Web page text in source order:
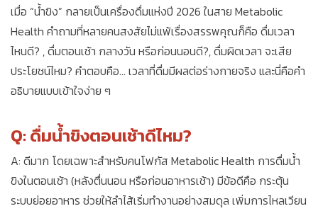
เมื่อ “น้ำขิง” กลายเป็นเครื่องดื่มแห่งปี 2026 ในสาย Metabolic
Health คำถามที่หลายคนสงสัยไม่แพ้เรื่องสรรพคุณก็คือ ดื่มเวลา
ไหนดี? , ดื่มตอนเช้า กลางวัน หรือก่อนนอนดี?, ดื่มผิดเวลา จะเสีย
ประโยชน์ไหม? คำตอบคือ… เวลาที่ดื่มมีผลต่อร่างกายจริง และนี่คือคำ
อธิบายแบบเข้าใจง่าย ๆ
Q: ดื่มน้ำขิงตอนเช้าดีไหม?
A: ดีมาก โดยเฉพาะสำหรับคนโฟกัส Metabolic Health การดื่มน้ำ
ขิงในตอนเช้า (หลังตื่นนอน หรือก่อนอาหารเช้า) มีข้อดีคือ กระตุ้น
ระบบย่อยอาหาร ช่วยให้ลำไส้เริ่มทำงานอย่างสมดุล เพิ่มการไหลเวียน